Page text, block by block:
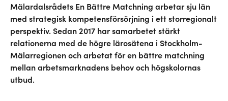
Mälardalsrådets En Bättre Matchning arbetar sju län
med strategisk kompetensförsörjning i ett storregionalt
perspektiv. Sedan 2017 har samarbetet stärkt
relationerna med de högre lärosätena i Stockholm-
Mälarregionen och arbetat för en bättre matchning
mellan arbetsmarknadens behov och högskolornas
utbud.